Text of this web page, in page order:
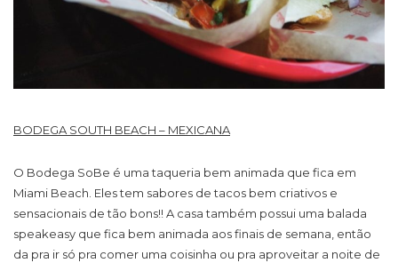
BODEGA SOUTH BEACH – MEXICANA
O Bodega SoBe é uma taqueria bem animada que fica em
Miami Beach. Eles tem sabores de tacos bem criativos e
sensacionais de tão bons!! A casa também possui uma balada
speakeasy que fica bem animada aos finais de semana, então
da pra ir só pra comer uma coisinha ou pra aproveitar a noite de